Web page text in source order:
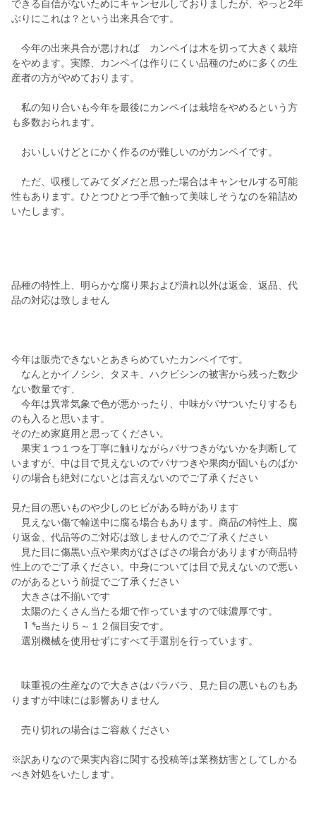
できる自信がないためにキャンセルしておりましたが、やっと2年
ぶりにこれは？という出来具合です。
今年の出来具合が悪ければ カンペイは木を切って大きく栽培
をやめます。実際、カンペイは作りにくい品種のために多くの生
産者の方がやめております。
私の知り合いも今年を最後にカンペイは栽培をやめるという方
も多数おられます。
おいしいけどとにかく作るのが難しいのがカンペイです。
ただ、収穫してみてダメだと思った場合はキャンセルする可能
性もあります。ひとつひとつ手で触って美味しそうなのを箱詰め
いたします。
品種の特性上、明らかな腐り果および潰れ以外は返金、返品、代
品の対応は致しません
今年は販売できないとあきらめていたカンペイです。
なんとかイノシシ、タヌキ、ハクビシンの被害から残った数少
ない数量です、
今年は異常気象で色が悪かったり、中味がパサついたりするも
のも入ると思います。
そのため家庭用と思ってください。
果実１つ１つを丁寧に触りながらパサつきがないかを判断して
いますが、中は目で見えないのでパサつきや果肉が固いものばか
りの場合も絶対にないとは言えないのでご了承ください
見た目の悪いものや少しのヒビがある時があります
見えない傷で輸送中に腐る場合もあります。商品の特性上、腐
り返金、代品等のご対応は致しませんのでご了承ください
見た目に傷黒い点や果肉がぱさぱさの場合がありますが商品特
性上のでご了承ください。中身については目で見えないので悪い
のがあるという前提でご了承ください
大きさは不揃いです
太陽のたくさん当たる畑で作っていますので味濃厚です。
１㌔当たり５～１２個目安です。
選別機械を使用せずにすべて手選別を行っています。
味重視の生産なので大きさはバラバラ、見た目の悪いものもあ
りますが中味には影響ありません
売り切れの場合はご容赦ください
※訳ありなので果実内容に関する投稿等は業務妨害としてしかる
べき対処をいたします。